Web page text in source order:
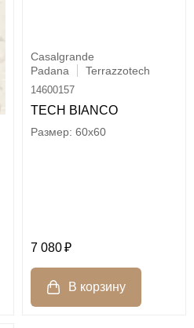
Casalgrande
Padana
Terrazzotech
14600157
TECH BIANCO
60x60
7 080